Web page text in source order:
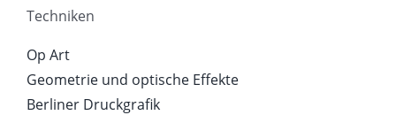
Techniken
Op Art
Geometrie und optische Effekte
Berliner Druckgrafik